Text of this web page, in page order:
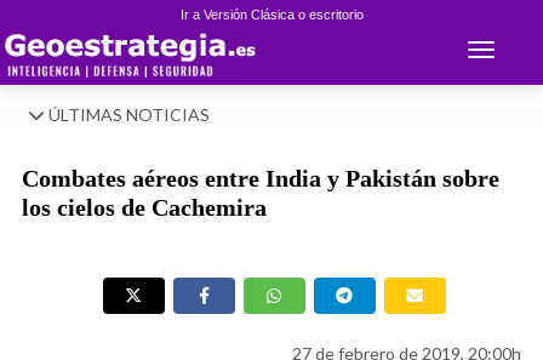
Ir a Versión Clásica o escritorio
Toggle
ÚLTIMAS NOTICIAS
Combates aéreos entre India y Pakistán sobre
los cielos de Cachemira
27 de febrero de 2019, 20:00h